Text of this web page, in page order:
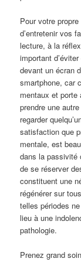
Pour votre
d’entretenir vos
lecture, à la
important
devant un écran
smartphone, car
mentaux et porte
prendre une
regarder
satisfaction que
mentale, est
dans la passivité
de se réserver
constituent une
régénérer sur
telles périodes
lieu à une
pathologie.
Prenez grand